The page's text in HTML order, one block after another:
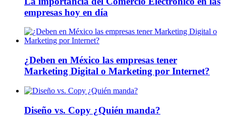
empresas hoy en día
¿Deben en México las empresas tener
Marketing Digital o Marketing por Internet?
Diseño vs. Copy ¿Quién manda?